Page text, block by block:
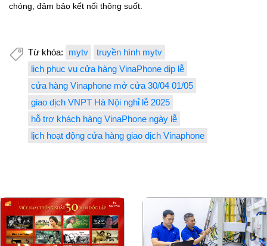
chóng, đảm bảo kết nối thông suốt.
Từ khóa: mytv
truyền hình mytv
lịch phục vụ cửa hàng VinaPhone dịp lễ
cửa hàng Vinaphone mở cửa 30/04 01/05
giao dịch VNPT Hà Nội nghỉ lễ 2025
hỗ trợ khách hàng VinaPhone ngày lễ
lịch hoạt động cửa hàng giao dịch Vinaphone